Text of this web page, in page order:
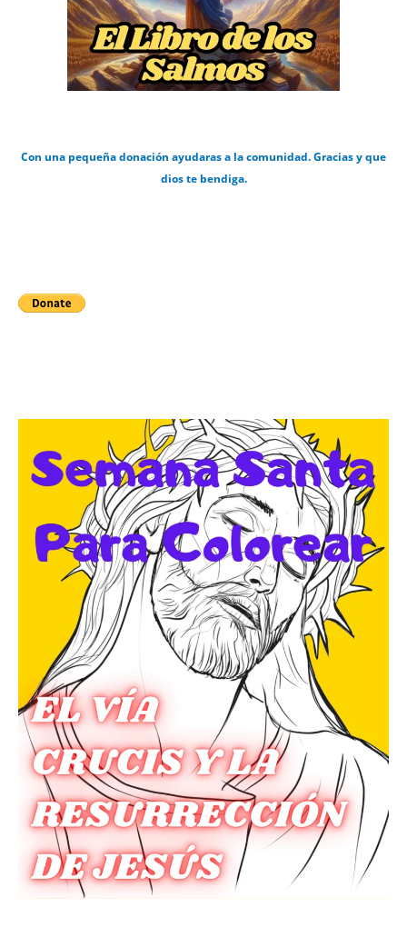
Con una pequeña donación ayudaras a la comunidad. Gracias y que
dios te bendiga.